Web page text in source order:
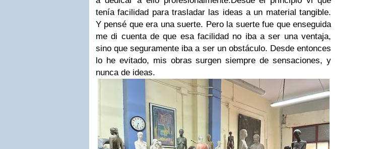
tenía facilidad para trasladar las ideas a un material tangible.
Y pensé que era una suerte. Pero la suerte fue que enseguida
me di cuenta de que esa facilidad no iba a ser una ventaja,
sino que seguramente iba a ser un obstáculo. Desde entonces
lo he evitado, mis obras surgen siempre de sensaciones, y
nunca de ideas.